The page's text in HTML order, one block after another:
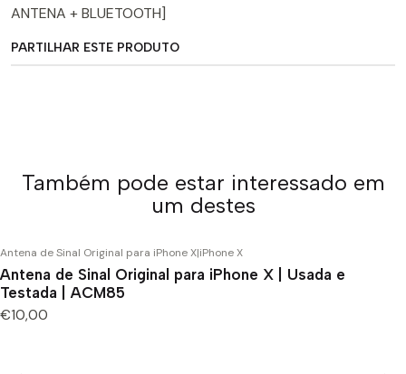
ANTENA + BLUETOOTH]
PARTILHAR ESTE PRODUTO
Também pode estar interessado em
um destes
Antena de Sinal Original para iPhone X|iPhone X
Antena de Sinal Original para iPhone X | Usada e
Testada | ACM85
€10,00